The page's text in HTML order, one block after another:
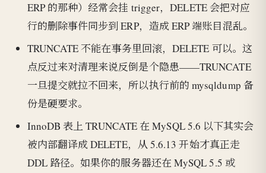
ERP 的那种）经常会挂 trigger，DELETE 会把对应
行的删除事件同步到 ERP，造成 ERP 端账目混乱。
TRUNCATE 不能在事务里回滚，DELETE 可以。这
点反过来对清理来说反倒是个隐患——TRUNCATE
一旦提交就拉不回来，所以执行前的 mysqldump 备
份是硬要求。
InnoDB 表上 TRUNCATE 在 MySQL 5.6 以下其实会
被内部翻译成 DELETE，从 5.6.13 开始才真正走
DDL 路径。如果你的服务器还在 MySQL 5.5 或